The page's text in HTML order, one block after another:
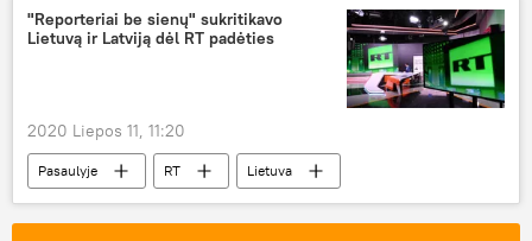
"Reporteriai be sienų" sukritikavo
Lietuvą ir Latviją dėl RT padėties
2020 Liepos 11, 11:20
Pasaulyje RT
Lietuva
Latvija
Rusija